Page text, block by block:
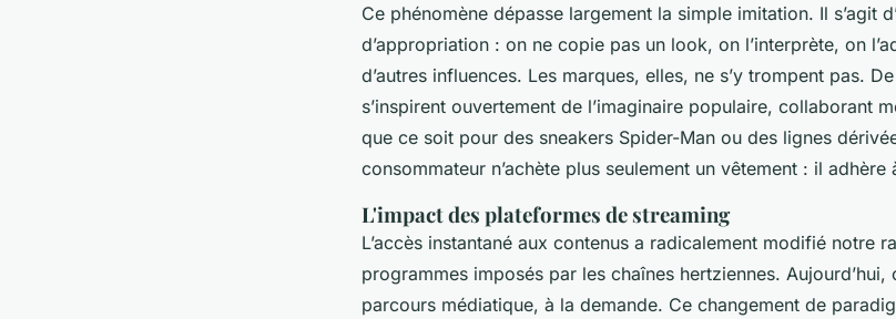
Ce phénomène dépasse largement la simple imitation. Il s’agit
d’appropriation : on ne copie pas un look, on l’interprète, on
d’autres influences. Les marques, elles, ne s’y trompent pas.
s’inspirent ouvertement de l’imaginaire populaire, collaborant
que ce soit pour des sneakers Spider-Man ou des lignes
consommateur n’achète plus seulement un vêtement : il adhère
L'impact des plateformes de streaming
L’accès instantané aux contenus a radicalement modifié notre
programmes imposés par les chaînes hertziennes.
parcours médiatique, à la demande. Ce changement de